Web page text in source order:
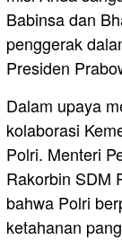
Babinsa dan
penggerak
Presiden
Dalam upaya
kolaborasi
Polri. Menteri
Rakorbin SDM
bahwa Polri
ketahanan